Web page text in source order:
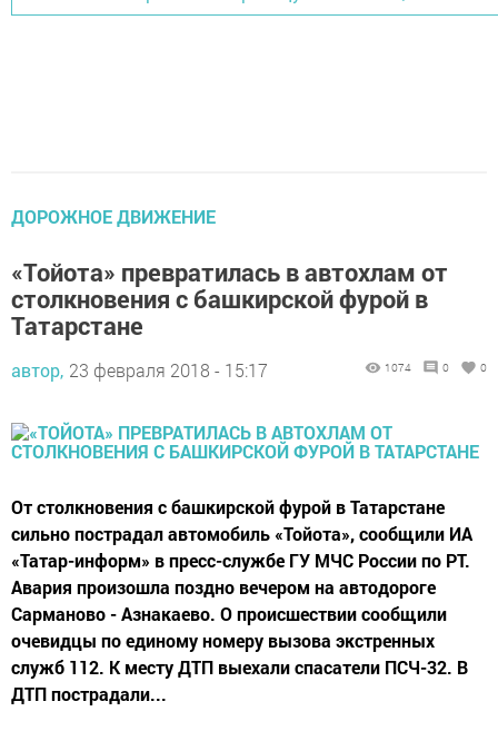
ДОРОЖНОЕ ДВИЖЕНИЕ
«Тойота» превратилась в автохлам от
столкновения с башкирской фурой в
Татарстане
автор, 23 февраля 2018 - 15:17 1074 0 0
От столкновения с башкирской фурой в Татарстане
сильно пострадал автомобиль «Тойота», сообщили ИА
«Татар-информ» в пресс-службе ГУ МЧС России по РТ.
Авария произошла поздно вечером на автодороге
Сарманово - Азнакаево. О происшествии сообщили
очевидцы по единому номеру вызова экстренных
служб 112. К месту ДТП выехали спасатели ПСЧ-32. В
ДТП пострадали...